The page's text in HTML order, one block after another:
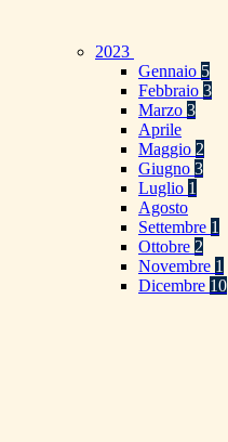
2023
Gennaio 5
Febbraio 3
Marzo 3
Aprile
Maggio 2
Giugno 3
Luglio 1
Agosto
Settembre 1
Ottobre 2
Novembre 1
Dicembre 10